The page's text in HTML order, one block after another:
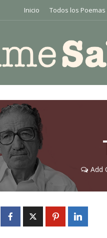
Inicio Todos los
Add